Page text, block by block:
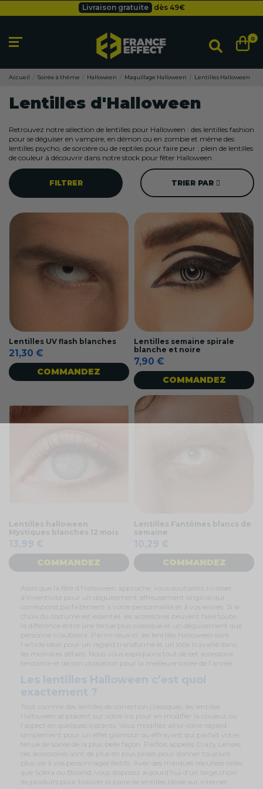
Livraison gratuite dès 49€
Livraison gratuite dès 49 0
Accueil Soirée à thème Halloween Maquillage Halloween Lentilles Halloween
Lentilles d'Halloween
Retrouvez notre sélection de lentilles pour Halloween : des lentilles fashion
pour se déguiser en vampire, en démon ou en zombie et même des
lentilles psycho, de sorcière ou de reptiles pour faire peur : plein de lentilles
de couleur à découvrir dans notre stock pour fêter Halloween.
FILTRER TRIER PAR
Lentilles UV flash blanches
21,30 €
COMMANDEZ
Lentilles semaine spirale
blanche et noire
7,90 €
COMMANDEZ
Lentilles halloween
Mystiques blanches 12 mois
13,99 €
COMMANDEZ
Lentilles Fantômes blancs de
semaine
10,29 €
COMMANDEZ
Alors que la fête d’Halloween approche, vous souhaitez rivaliser
d'inventivité pour un déguisement affreusement original qui
correspond parfaitement à votre personnalité et à vos envies. Si le
choix du costume est essentiel, les accessoires peuvent faire toute
la différence entre une tenue plus classique et un déguisement que
personne n’oubliera. Parmi ceux-ci, les lentilles Halloween sont
l’article idéal pour un regard transformé et un look travaillé dans
les moindres détails. Nous vous expliquons tout de cet accessoire
tendance et de son utilisation pour la meilleure soirée de l’année.
Les lentilles Halloween c’est quoi
exactement ?
Tout comme des lentilles de correction classiques, les lentilles
Halloween se placent sur votre iris pour en modifier la couleur ou
l’aspect en quelques instants. Vous modifiez ainsi votre regard
simplement pour un effet glamour ou effrayant qui parfait votre
tenue de soirée de la plus belle façon. Parfois appelés Crazy Lenses,
ces accessoires sont de plus en plus prisés pour donner toujours
plus vie à vos personnages festifs. Avec des marques réputées telles
que Sclera ou Boland, vous disposez aujourd’hui d’un large choix
de produits pour trouver la paire de lentilles idéale sur internet.